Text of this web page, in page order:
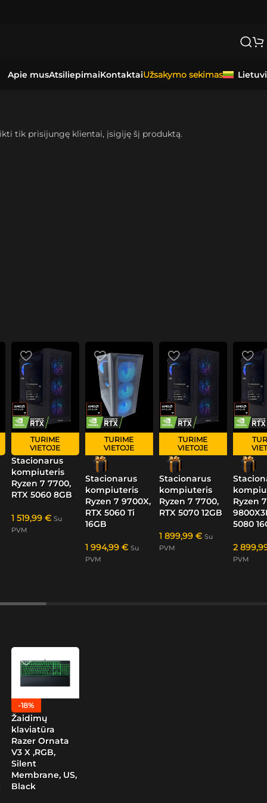
Apie musAtsiliepimaiKontaktaiUžsakymo sekimas
tik prisijungę klientai, įsigiję šį produktą.
TURIME
VIETOJE
Stacionarus
kompiuteris
Ryzen 7 7700,
RTX 5060 8GB
1 519,99 € Su
PVM
TURIME
VIETOJE
Stacionarus
kompiuteris
Ryzen 7 9700X,
RTX 5060 Ti
16GB
1 994,99 € Su
PVM
TURIME
VIETOJE
Stacionarus
kompiuteris
Ryzen 7 7700,
RTX 5070 12GB
1 899,99 € Su
PVM
Ryzen 7
5080
2
PVM
-18%
Žaidimų
klaviatūra
Razer Ornata
V3 X ,RGB,
Silent
Membrane, US,
Black